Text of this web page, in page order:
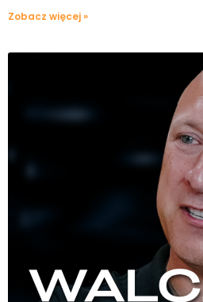
Zobacz więcej »